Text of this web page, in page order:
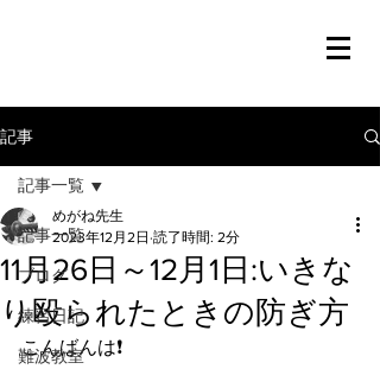
記事
記事一覧
ブログ
練習日記
難波教室
記事一覧
11月26日～12月1日:いきな
り殴られたときの防ぎ方
めがね先生
2023年12月2日 読了時間: 2分
こんばんは❗️